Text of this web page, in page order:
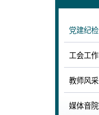
党建纪检
工会工作
教师风采
媒体音院